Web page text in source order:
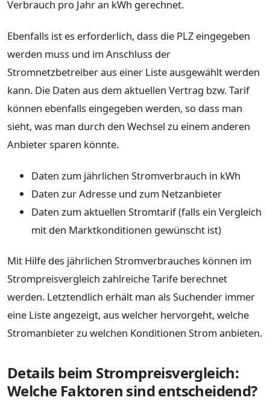
Verbrauch pro Jahr an kWh gerechnet.
Ebenfalls ist es erforderlich, dass die PLZ eingegeben
werden muss und im Anschluss der
Stromnetzbetreiber aus einer Liste ausgewählt werden
kann. Die Daten aus dem aktuellen Vertrag bzw. Tarif
können ebenfalls eingegeben werden, so dass man
sieht, was man durch den Wechsel zu einem anderen
Anbieter sparen könnte.
Daten zum jährlichen Stromverbrauch in kWh
Daten zur Adresse und zum Netzanbieter
Daten zum aktuellen Stromtarif (falls ein Vergleich
mit den Marktkonditionen gewünscht ist)
Mit Hilfe des jährlichen Stromverbrauches können im
Strompreisvergleich zahlreiche Tarife berechnet
werden. Letztendlich erhält man als Suchender immer
eine Liste angezeigt, aus welcher hervorgeht, welche
Stromanbieter zu welchen Konditionen Strom anbieten.
Details beim Strompreisvergleich:
Welche Faktoren sind entscheidend?